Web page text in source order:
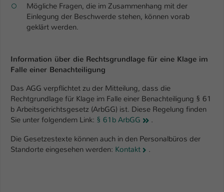
Mögliche Fragen, die im Zusammenhang mit der
Einlegung der Beschwerde stehen, können vorab
geklärt werden.
Information über die Rechtsgrundlage für eine Klage im
Falle einer Benachteiligung
Das AGG verpflichtet zu der Mitteilung, dass die
Rechtgrundlage für Klage im Falle einer Benachteiligung § 61
b Arbeitsgerichtsgesetz (ArbGG) ist. Diese Regelung finden
Sie unter folgendem Link: § 61b ArbGG
.
Die Gesetzestexte können auch in den Personalbüros der
Standorte eingesehen werden: Kontakt .